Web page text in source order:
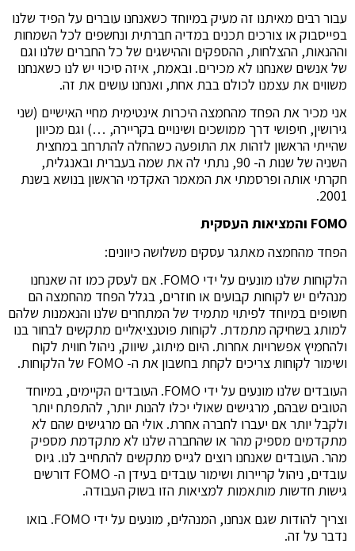
עבור רבים מאיתנו זה מעיק במיוחד כשאנחנו עוברים על הפיד שלנו
בפייסבוק או צורכים תכנים במדיה חברתית ונחשפים לכל השמחות
וההנאות, ההצלחות, ההספקים וההישגים של כל החברים שלנו וגם
של אנשים שאנחנו לא מכירים. ובאמת, איזה סיכוי יש לנו כשאנחנו
משווים את עצמנו לכולם בבת אחת, ואנחנו עושים את זה.
אני מכיר את הפחד מהחמצה היכרות אינטימית מחיי האישיים (שני
גירושין, חיפושי דרך ממושכים ושינויים בקריירה, …) וגם מכיוון
שהייתי הראשון לזהות את התופעה כשהחלה להתרחב במחצית
השניה של שנות ה- 90, נתתי לה את שמה בעברית ובאנגלית,
חקרתי אותה ופרסמתי את המאמר האקדמי הראשון בנושא בשנת
2001.
FOMO והמציאות העסקית
הפחד מהחמצה מאתגר עסקים משלושה כיוונים:
הלקוחות שלנו מונעים על ידי FOMO. אם לעסק כמו זה שאנחנו
מנהלים יש לקוחות קבועים או חוזרים, בגלל הפחד מהחמצה הם
חשופים במיוחד לפיתוי מתמיד של המתחרים שלנו והנאמנות שלהם
למותג בשחיקה מתמדת. לקוחות פוטנציאליים מתקשים לבחור בנו
ולהחמיץ אפשרויות אחרות. היום מיתוג, שיווק, ניהול חווית לקוח
ושימור לקוחות צריכים לקחת בחשבון את ה- FOMO של הלקוחות.
העובדים שלנו מונעים על ידי FOMO. העובדים הקיימים, במיוחד
הטובים שבהם, מרגישים שאולי יכלו להנות יותר, להתפתח יותר
ולקבל יותר אם יעברו לחברה אחרת. אולי הם מרגישים שהם לא
מתקדמים מספיק מהר או שהחברה שלנו לא מתקדמת מספיק
מהר. העובדים שאנחנו רוצים לגייס מתקשים להתחייב לנו. גיוס
עובדים, ניהול קריירות ושימור עובדים בעידן ה- FOMO דורשים
גישות חדשות מותאמות למציאות הזו בשוק העבודה.
וצריך להודות שגם אנחנו, המנהלים, מונעים על ידי FOMO. בואו
נדבר על זה.